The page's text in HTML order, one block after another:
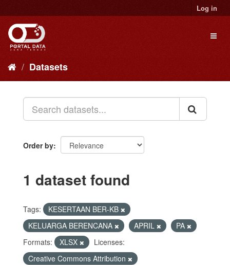
to
content
Log in
Datasets
Order by
1 dataset found
Tags:
KESERTAAN BER-KB
KELUARGA BERENCANA
APRIL
PA
Formats:
XLSX
Licenses:
Creative Commons Attribution